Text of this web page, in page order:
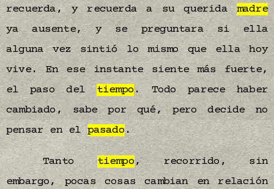
recuerda, y recuerda a su queridamadre
ya ausente, y se preguntara si ella
alguna vez sintió lo mismo que ella hoy
vive. En ese instante siente más fuerte,
el paso del tiempo. Todo parece haber
cambiado, sabe por qué, pero decide no
pensar en el pasado.
Tantotiempo, recorrido, sin
embargo, pocas cosas cambian en relación